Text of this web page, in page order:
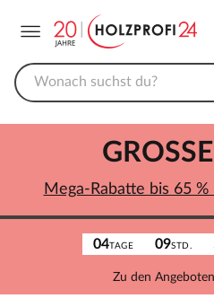
04TAGE 09STD.
Zu den
Mega-Rabatte bis 65